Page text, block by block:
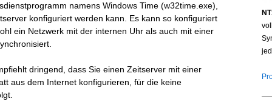
namens Windows Time (w32time.exe),
konfiguriert werden kann. Es kann so konfiguriert
ein Netzwerk mit der internen Uhr als auch mit einer
dringend, dass Sie einen Zeitserver mit einer
aus dem Internet konfigurieren, für die keine